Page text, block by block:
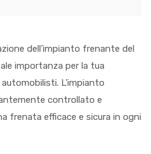
dell'impianto frenante del
importanza per la tua
automobilisti. L'impianto
controllato e
frenata efficace e sicura in ogni